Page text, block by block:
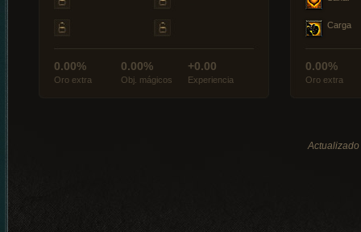
0.00%
Oro extra
0.00%
Obj. mágicos
+0.00
Experiencia
Carga
0.00%
Oro extra